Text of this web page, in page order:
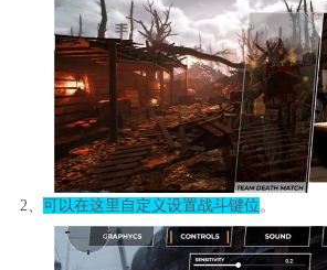
2、 可以在这里自定义设置战斗键位 。